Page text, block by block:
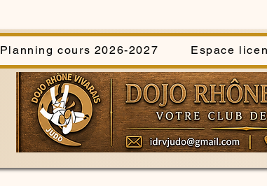
Planning cours 2026-2027 Espace